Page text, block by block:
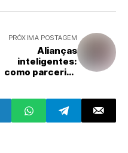
PRÓXIMA POSTAGEM
Alianças
inteligentes:
como parcerias
sustentável das
redes de
franquias